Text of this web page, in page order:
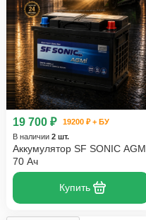
19 700 ₽
19200 ₽ + БУ
В наличии 2 шт.
Аккумулятор SF SONIC AGM
70 Ач
Купить